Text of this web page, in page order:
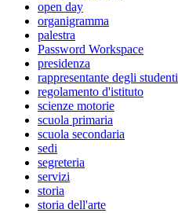
open day
organigramma
palestra
Password Workspace
presidenza
rappresentante degli studenti
regolamento d'istituto
scienze motorie
scuola primaria
scuola secondaria
sedi
segreteria
servizi
storia
storia dell'arte